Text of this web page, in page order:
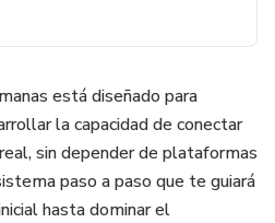
está diseñado para
la capacidad de conectar
sin depender de plataformas
paso a paso que te guiará
hasta dominar el